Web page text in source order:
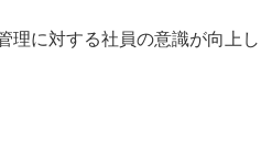
理に対する社員の意識が向上し